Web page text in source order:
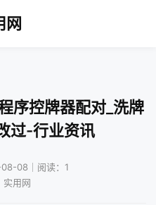
网
序控牌器配对_洗牌
过-行业资讯
08｜阅读：1
实用网